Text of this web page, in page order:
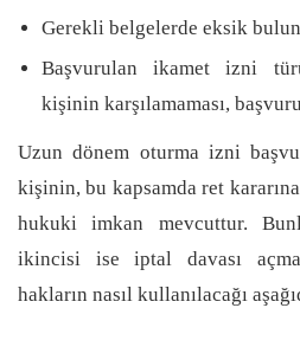
Gerekli belgelerde eksik
Başvurulan ikamet izni
kişinin karşılamaması,
Uzun dönem oturma izni
kişinin, bu kapsamda ret
hukuki imkan mevcuttur.
ikincisi ise iptal davası
hakların nasıl kullanılacağı